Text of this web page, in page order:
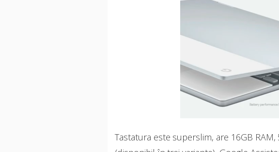
Tastatura este superslim, are 16GB